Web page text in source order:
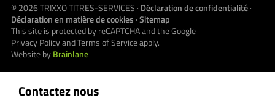
Contactez nous
© 2026TRIXXO TITRES-SERVICES · Déclaration de confidentialité·
Déclaration en matière de cookies ·Sitemap
This site is protected by reCAPTCHA and the Google
Privacy PolicyandTerms of Serviceapply.
Website byBrainlane